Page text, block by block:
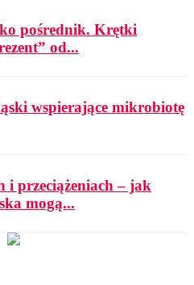
pośrednik. Krętki
od...
wspierające mikrobiotę
i przeciążeniach – jak
mogą...